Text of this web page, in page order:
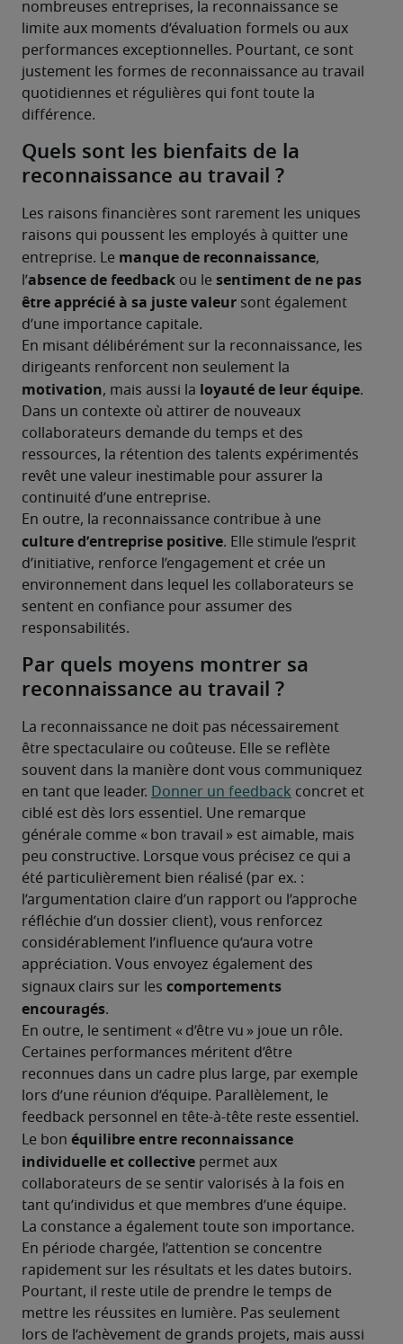
nombreuses entreprises, la reconnaissance se
limite aux moments d’évaluation formels ou aux
performances exceptionnelles. Pourtant, ce sont
justement les formes de reconnaissance au travail
quotidiennes et régulières qui font toute la
différence.
Quels sont les bienfaits de la
reconnaissance au travail ?
Les raisons financières sont rarement les uniques
raisons qui poussent les employés à quitter une
entreprise. Le manque de reconnaissance,
l’absence de feedback ou le sentiment de ne pas
être apprécié à sa juste valeur sont également
d’une importance capitale.
En misant délibérément sur la reconnaissance, les
motivation, mais aussi la loyauté de leur équipe.
Dans un contexte où attirer de nouveaux
collaborateurs demande du temps et des
ressources, la rétention des talents expérimentés
revêt une valeur inestimable pour assurer la
continuité d’une entreprise.
culture d’entreprise positive. Elle stimule l’esprit
d’initiative, renforce l’engagement et crée un
environnement dans lequel les collaborateurs se
sentent en confiance pour assumer des
responsabilités.
Par quels moyens montrer sa
reconnaissance au travail ?
La reconnaissance ne doit pas nécessairement
être spectaculaire ou coûteuse. Elle se reflète
souvent dans la manière dont vous communiquez
en tant que leader. Donner un feedback concret et
ciblé est dès lors essentiel. Une remarque
générale comme « bon travail » est aimable, mais
peu constructive. Lorsque vous précisez ce qui a
été particulièrement bien réalisé (par ex. :
l’argumentation claire d’un rapport ou l’approche
réfléchie d’un dossier client), vous renforcez
considérablement l’influence qu’aura votre
appréciation. Vous envoyez également des
signaux clairs sur les comportements
encouragés.
En outre, le sentiment « d’être vu » joue un rôle.
Certaines performances méritent d’être
reconnues dans un cadre plus large, par exemple
lors d’une réunion d’équipe. Parallèlement, le
feedback personnel en tête-à-tête reste essentiel.
Le bon équilibre entre reconnaissance
individuelle et collective permet aux
collaborateurs de se sentir valorisés à la fois en
tant qu’individus et que membres d’une équipe.
La constance a également toute son importance.
En période chargée, l’attention se concentre
rapidement sur les résultats et les dates butoirs.
Pourtant, il reste utile de prendre le temps de
mettre les réussites en lumière. Pas seulement
lors de l’achèvement de grands projets, mais aussi